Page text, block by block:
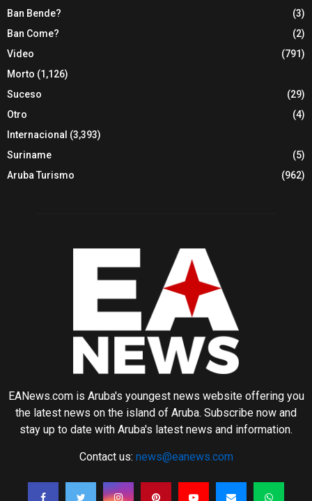
Ban Bende?
(3)
Ban Come?
(2)
Video
(791)
Morto (1,126)
Suceso
(29)
Otro
(4)
Internacional (3,393)
Suriname
(5)
Aruba Turismo
(962)
EANews.com is Aruba's youngest news website offering you
the latest news on the island of Aruba. Subscribe now and
stay up to date with Aruba's latest news and information.
Contact us: news@eanews.com